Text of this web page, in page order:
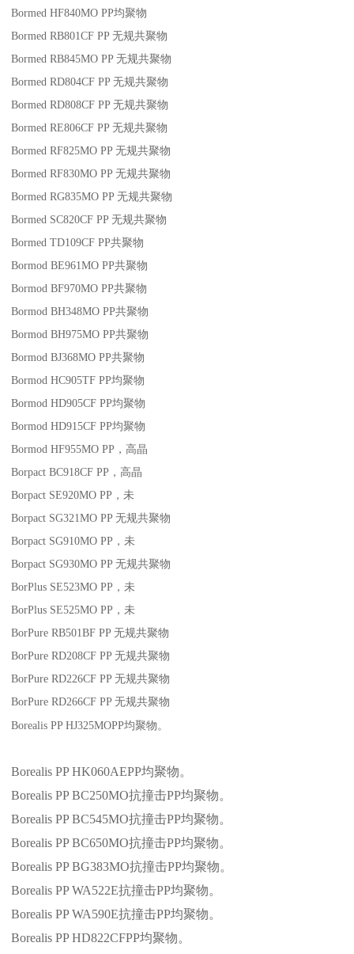
Bormed HF840MO PP均聚物
Bormed RB801CF PP无规共聚物
Bormed RB845MO PP无规共聚物
Bormed RD804CF PP无规共聚物
Bormed RD808CF PP无规共聚物
Bormed RE806CF PP无规共聚物
Bormed RF825MO PP无规共聚物
Bormed RF830MO PP无规共聚物
Bormed RG835MO PP无规共聚物
Bormed SC820CF PP无规共聚物
Bormed TD109CF PP共聚物
Bormod BE961MO PP共聚物
Bormod BF970MO PP共聚物
Bormod BH348MO PP共聚物
Bormod BH975MO PP共聚物
Bormod BJ368MO PP共聚物
Bormod HC905TF PP均聚物
Bormod HD905CF PP均聚物
Bormod HD915CF PP均聚物
Bormod HF955MO PP ，高晶
Borpact BC918CF PP ，高晶
Borpact SE920MO PP ，未
Borpact SG321MO PP无规共聚物
Borpact SG910MO PP ，未
Borpact SG930MO PP无规共聚物
BorPlus SE523MO PP ，未
BorPlus SE525MO PP ，未
BorPure RB501BF PP无规共聚物
BorPure RD208CF PP无规共聚物
BorPure RD226CF PP无规共聚物
BorPure RD266CF PP无规共聚物
Borealis PP HJ325MOPP均聚物。
Borealis PP HK060AEPP均聚物。
Borealis PP BC250MO抗撞击PP均聚物。
Borealis PP BC545MO抗撞击PP均聚物。
Borealis PP BC650MO抗撞击PP均聚物。
Borealis PP BG383MO抗撞击PP均聚物。
Borealis PP WA522E抗撞击PP均聚物。
Borealis PP WA590E抗撞击PP均聚物。
Borealis PP HD822CFPP均聚物。